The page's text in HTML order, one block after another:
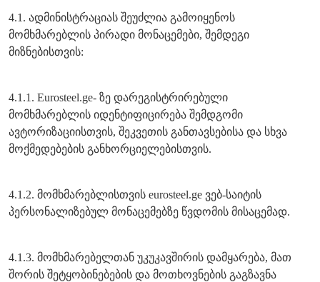
4.1. ადმინისტრაციას შეუძლია გამოიყენოს
მომხმარებლის პირადი მონაცემები, შემდეგი
მიზნებისთვის:
4.1.1. Eurosteel.ge- ზე დარეგისტრირებული
მომხმარებლის იდენტიფიცირება შემდგომი
ავტორიზაციისთვის, შეკვეთის განთავსებისა და სხვა
მოქმედებების განხორციელებისთვის.
4.1.2. მომხმარებლისთვის eurosteel.ge ვებ-საიტის
პერსონალიზებულ მონაცემებზე წვდომის მისაცემად.
4.1.3. მომხმარებელთან უკუკავშირის დამყარება, მათ
შორის შეტყობინებების და მოთხოვნების გაგზავნა